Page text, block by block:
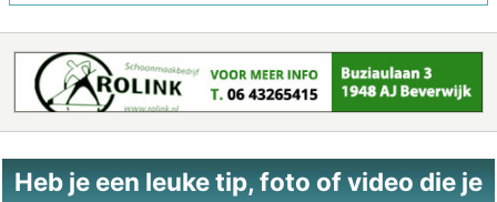
Heb je een leuke tip, foto of video die je